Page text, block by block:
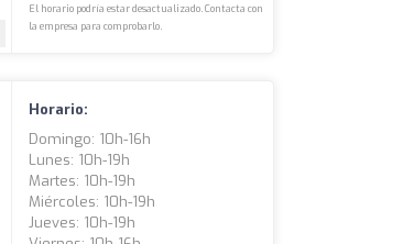
El horario podría estar desactualizado. Contacta con
la empresa para comprobarlo.
Horario:
Domingo: 10h-16h
Lunes: 10h-19h
Martes: 10h-19h
Miércoles: 10h-19h
Jueves: 10h-19h